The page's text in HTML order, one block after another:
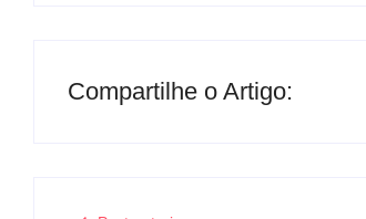
Compartilhe o Artigo: